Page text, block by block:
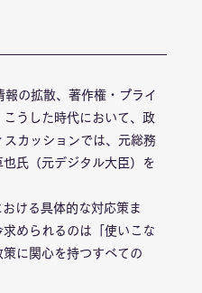
の拡散、著作権・プライ
うした時代において、政
カッションでは、元総務
氏（元デジタル大臣）を
ける具体的な対応策ま
められるのは「使いこな
に関心を持つすべての